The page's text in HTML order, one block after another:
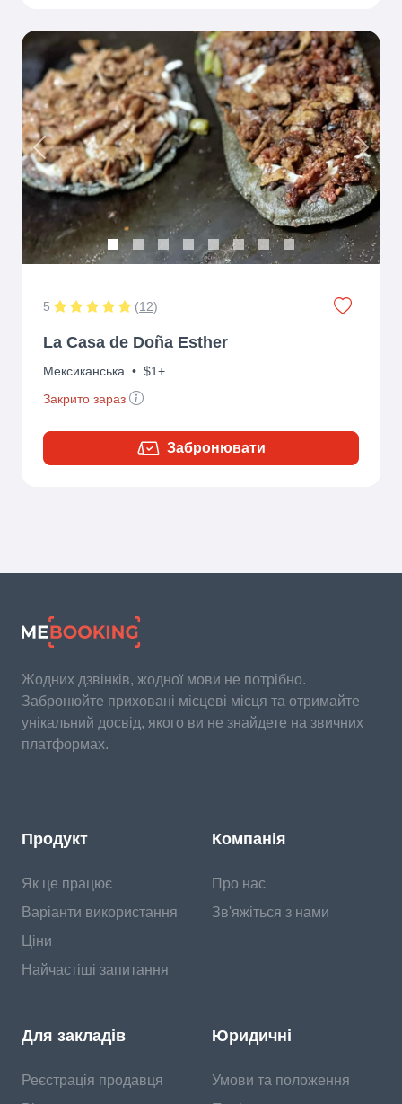
Previous Next
5 (12)
La Casa de Doña Esther
Мексиканська • $1+
Закрито зараз
Забронювати
Жодних дзвінків, жодної мови не потрібно.
Забронюйте приховані місцеві місця та отримайте
унікальний досвід, якого ви не знайдете на звичних
платформах.
Продукт
Як це працює
Варіанти використання
Ціни
Найчастіші запитання
Компанія
Про нас
Зв'яжіться з нами
Для закладів
Реєстрація продавця
Юридичні
Умови та положення